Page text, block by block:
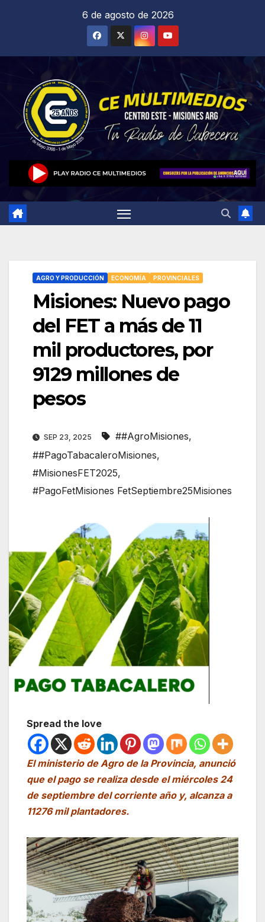
6 de agosto de 2026
AGRO Y PRODUCCIÓN ECONOMÍA PROVINCIALES
Misiones: Nuevo pago
del FET a más de 11
mil productores, por
9129 millones de
pesos
SEP 23, 2025 ##AgroMisiones,
##PagoTabacaleroMisiones,
#MisionesFET2025,
#PagoFetMisiones FetSeptiembre25Misiones
Spread the love
El ministerio de Agro de la Provincia, anunció
que el pago se realiza desde el miércoles 24
de septiembre del corriente año y, alcanza a
11276 mil plantadores.